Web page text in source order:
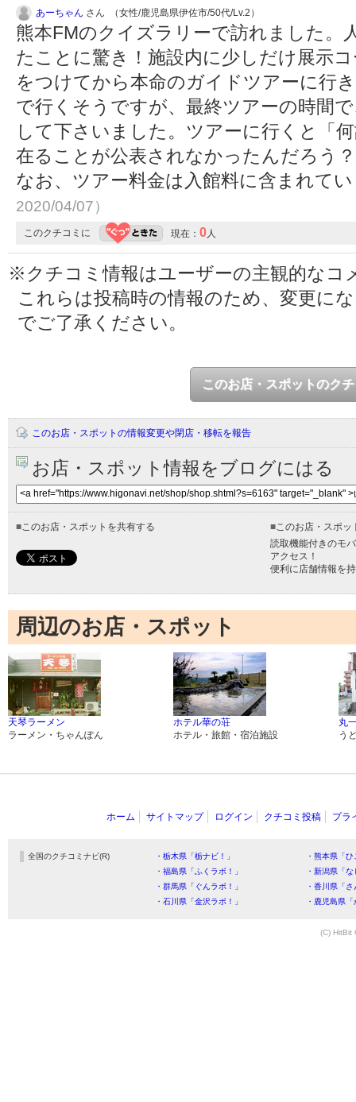
あーちゃん さん （女性/鹿児島県伊佐市/50代/Lv.2）
熊本FMのクイズラリーで訪れました。
たことに驚き！施設内に少しだけ展示
をつけてから本命のガイドツアーに行
で行くそうですが、最終ツアーの時間
して下さいました。ツアーに行くと「
在ることが公表されなかったんだろう
なお、ツアー料金は入館料に含まれて
2020/04/07）
このクチコミに 現在： 0 人
※クチコミ情報はユーザーの主観的なコ
これらは投稿時の情報のため、変更に
でご了承ください。
このお店・スポットのク
このお店・スポットの情報変更や閉店・移転を報告
お店・スポット情報をブログにはる
■ このお店・スポットを共有する ■ このお店・スポ
読取機能付きのモ
アクセス！
便利に店舗情報を
周辺のお店・スポット
天琴ラーメン
ラーメン・ちゃんぽん
ホテル華の荘
ホテル・旅館・宿泊施設
丸
う
ホーム サイトマップ ログイン クチコミ投稿 プラ
全国のクチコミナビ(R) ・栃木県「栃ナビ！」
・熊本県「
・福島県「ふくラボ！」
・新潟県「
・群馬県「ぐんラボ！」
・香川県「
・石川県「金沢ラボ！」
・鹿児島県
(C) HitBit